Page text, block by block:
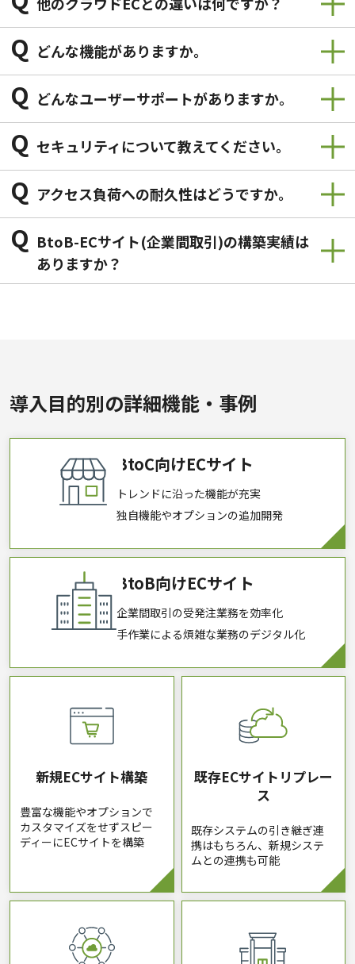
Q どんな機能がありますか。
Q どんなユーザーサポートがありますか。
Q セキュリティについて教えてください。
Q アクセス負荷への耐久性はどうですか。
Q BtoB-ECサイト(企業間取引)の構築実績は
ありますか？
導入目的別の詳細機能・事例
BtoC向けECサイト
トレンドに沿った機能が充実
独自機能やオプションの追加開発
BtoB向けECサイト
企業間取引の受発注業務を効率化
手作業による煩雑な業務のデジタル化
新規ECサイト構築
豊富な機能やオプションで
カスタマイズをせずスピー
ディーにECサイトを構築
既存ECサイト リプレー
ス
既存システムの引き継ぎ連
携はもちろん、新規システ
ムとの連携も可能